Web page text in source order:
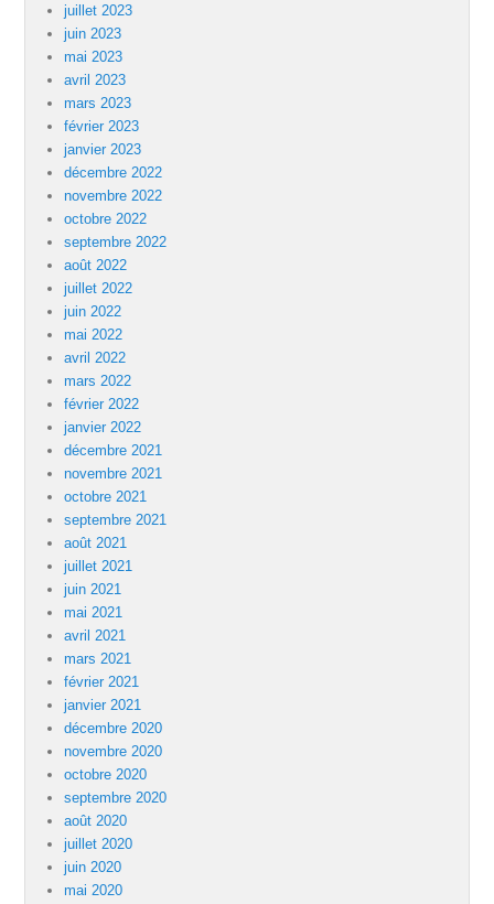
juillet 2023
juin 2023
mai 2023
avril 2023
mars 2023
février 2023
janvier 2023
décembre 2022
novembre 2022
octobre 2022
septembre 2022
août 2022
juillet 2022
juin 2022
mai 2022
avril 2022
mars 2022
février 2022
janvier 2022
décembre 2021
novembre 2021
octobre 2021
septembre 2021
août 2021
juillet 2021
juin 2021
mai 2021
avril 2021
mars 2021
février 2021
janvier 2021
décembre 2020
novembre 2020
octobre 2020
septembre 2020
août 2020
juillet 2020
juin 2020
mai 2020